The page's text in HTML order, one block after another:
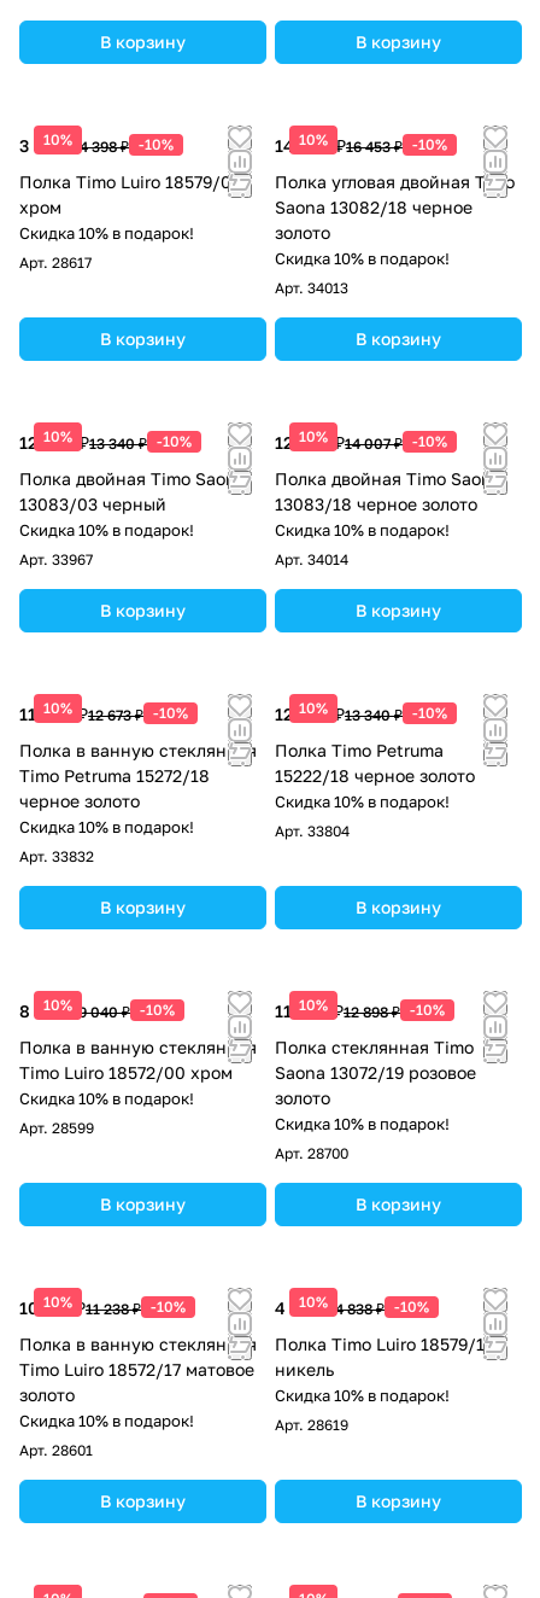
В корзину В корзину
10%
3 958 ₽ 4 398 ₽ -10%
Полка Timo Luiro 18579/00
хром
Скидка 10% в подарок!
Арт. 28617
В корзину
10%
14 808 ₽16 453 ₽ -10%
Полка угловая двойная Timo
Saona 13082/18 черное
золото
Скидка 10% в подарок!
Арт. 34013
В корзину
10%
12 006 ₽13 340 ₽ -10%
Полка двойная Timo Saona
13083/03 черный
Скидка 10% в подарок!
Арт. 33967
В корзину
10%
12 606 ₽14 007 ₽ -10%
Полка двойная Timo Saona
13083/18 черное золото
Скидка 10% в подарок!
Арт. 34014
В корзину
10%
11 406 ₽12 673 ₽ -10%
Полка в ванную стеклянная
Timo Petruma 15272/18
черное золото
Скидка 10% в подарок!
Арт. 33832
В корзину
10%
12 006 ₽13 340 ₽ -10%
Полка Timo Petruma
15222/18 черное золото
Скидка 10% в подарок!
Арт. 33804
В корзину
10%
8 136 ₽ 9 040 ₽ -10%
Полка в ванную стеклянная
Timo Luiro 18572/00 хром
Скидка 10% в подарок!
Арт. 28599
В корзину
10%
11 608 ₽12 898 ₽ -10%
Полка стеклянная Timo
Saona 13072/19 розовое
золото
Скидка 10% в подарок!
Арт. 28700
В корзину
10%
10 114 ₽11 238 ₽ -10%
Полка в ванную стеклянная
Timo Luiro 18572/17 матовое
золото
Скидка 10% в подарок!
Арт. 28601
В корзину
10%
4 354 ₽ 4 838 ₽ -10%
Полка Timo Luiro 18579/13
никель
Скидка 10% в подарок!
Арт. 28619
В корзину